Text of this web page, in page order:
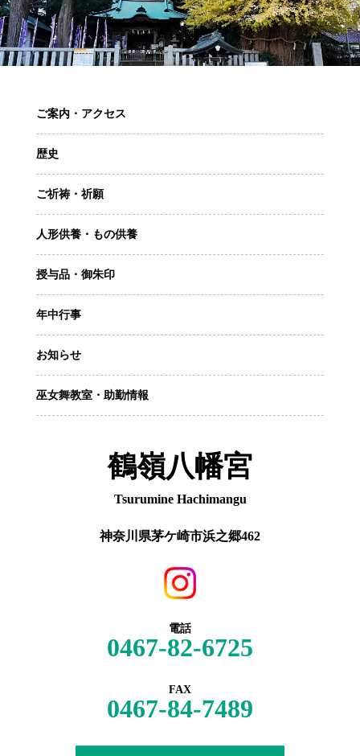
ご案内・アクセス
歴史
ご祈祷・祈願
人形供養・もの供養
授与品・御朱印
年中行事
お知らせ
巫女舞教室・助勤情報
鶴嶺八幡宮
Tsurumine Hachimangu
神奈川県茅ケ崎市浜之郷462
電話
0467-82-6725
FAX
0467-84-7489